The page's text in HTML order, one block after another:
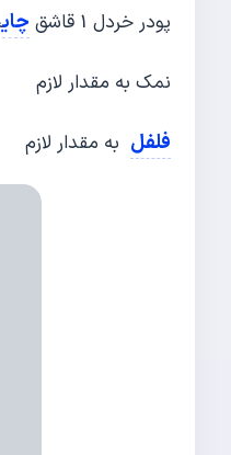
پودر خردل 1 قاشق چای
‎خوری
نمک به مقدار لازم
فلفل به مقدار لازم